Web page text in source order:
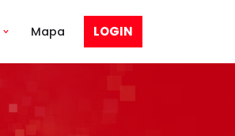
Mapa LOGIN